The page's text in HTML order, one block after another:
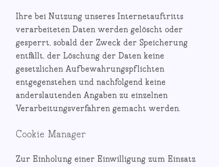
Ihre bei Nutzung unseres Internetauftritts
verarbeiteten Daten werden gelöscht oder
gesperrt, sobald der Zweck der Speicherung
entfällt, der Löschung der Daten keine
gesetzlichen Aufbewahrungspflichten
entgegenstehen und nachfolgend keine
anderslautenden Angaben zu einzelnen
Verarbeitungsverfahren gemacht werden.
Cookie Manager
Zur Einholung einer Einwilligung zum Einsatz